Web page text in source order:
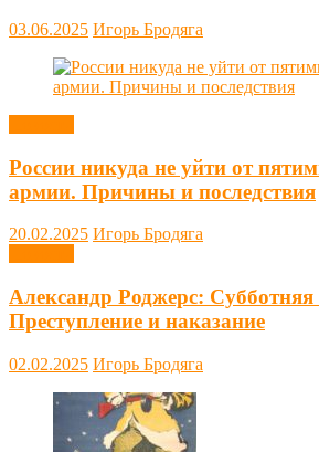
03.06.2025 Игорь Бродяга
России никуда не уйти от
армии. Причины и последствия
20.02.2025 Игорь Бродяга
Александр Роджерс: Субботняя
Преступление и наказание
02.02.2025 Игорь Бродяга